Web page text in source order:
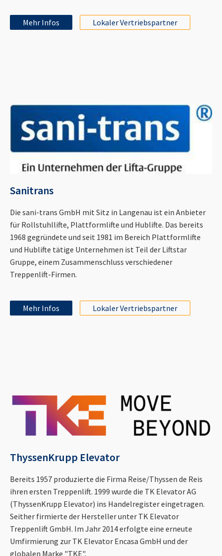
Mehr Infos Lokaler Vertriebspartner
Sanitrans
Die sani-trans GmbH mit Sitz in Langenau ist ein Anbieter
für Rollstuhllifte, Plattformlifte und Hublifte. Das bereits
1968 gegründete und seit 1981 im Bereich Plattformlifte
und Hublifte tätige Unternehmen ist Teil der Liftstar
Gruppe, einem Zusammenschluss verschiedener
Treppenlift-Firmen.
Mehr Infos Lokaler Vertriebspartner
ThyssenKrupp Elevator
Bereits 1957 produzierte die Firma Reise/Thyssen de Reis
ihren ersten Treppenlift. 1999 wurde die TK Elevator AG
(ThyssenKrupp Elevator) ins Handelregister eingetragen.
Seither firmierte der Hersteller unter TK Elevator
Treppenlift GmbH. Im Jahr 2014 erfolgte eine erneute
Umfirmierung zur TK Elevator Encasa GmbH und der
globalen Marke "TKE".